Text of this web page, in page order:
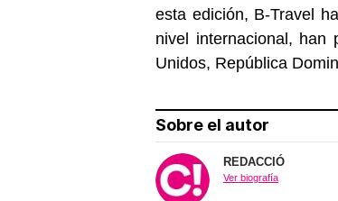
esta edición, B-Travel
nivel internacional, han
Unidos, República
Sobre el autor
REDACCIÓ
Ver biografía